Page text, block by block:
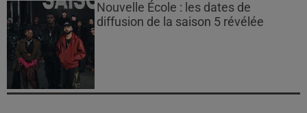
Nouvelle École : les dates de
diffusion de la saison 5 révélée